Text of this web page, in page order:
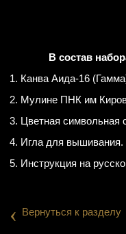
В состав
1. Канва Аида-16
2. Мулине ПНК им
3. Цветная
4. Игла для вышивания.
5. Инструкция на
‹ Вернуться к разделу